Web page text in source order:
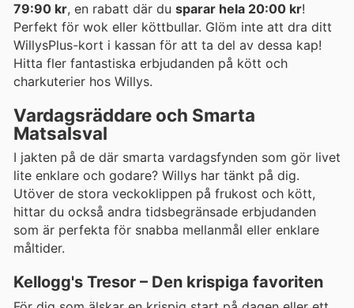
79:90 kr, en rabatt där du sparar hela 20:00 kr!
Perfekt för wok eller köttbullar. Glöm inte att dra ditt
WillysPlus-kort i kassan för att ta del av dessa kap!
Hitta fler fantastiska erbjudanden på kött och
charkuterier hos Willys.
Vardagsräddare och Smarta
Matsalsval
I jakten på de där smarta vardagsfynden som gör livet
lite enklare och godare? Willys har tänkt på dig.
Utöver de stora veckoklippen på frukost och kött,
hittar du också andra tidsbegränsade erbjudanden
som är perfekta för snabba mellanmål eller enklare
måltider.
Kellogg's Tresor – Den krispiga favoriten